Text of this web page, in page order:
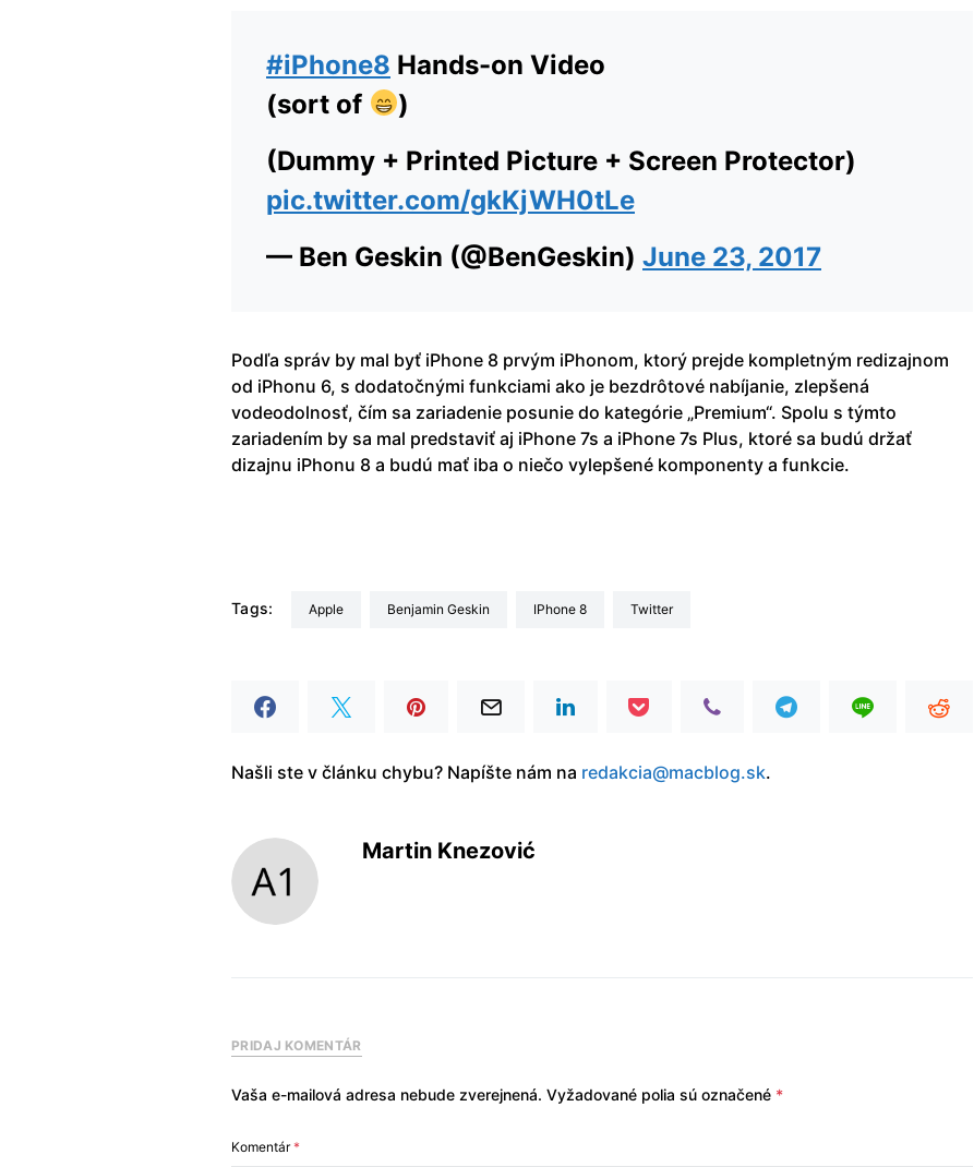
#iPhone8 Hands-on Video
(sort of
)
(Dummy + Printed Picture + Screen Protector)
pic.twitter.com/gkKjWH0tLe
— Ben Geskin (@BenGeskin) June 23, 2017
Podľa správ by mal byť iPhone 8 prvým iPhonom, ktorý prejde kompletným redizajnom
od iPhonu 6, s dodatočnými funkciami ako je bezdrôtové nabíjanie, zlepšená
vodeodolnosť, čím sa zariadenie posunie do kategórie „Premium“. Spolu s týmto
zariadením by sa mal predstaviť aj iPhone 7s a iPhone 7s Plus, ktoré sa budú držať
dizajnu iPhonu 8 a budú mať iba o niečo vylepšené komponenty a funkcie.
Tags: Apple Benjamin Geskin iPhone 8 Twitter
Našli ste v článku chybu? Napíšte nám na redakcia@macblog.sk.
Martin Knezović
PRIDAJ KOMENTÁR
Vaša e-mailová adresa nebude zverejnená. Vyžadované polia sú označené *
Komentár*